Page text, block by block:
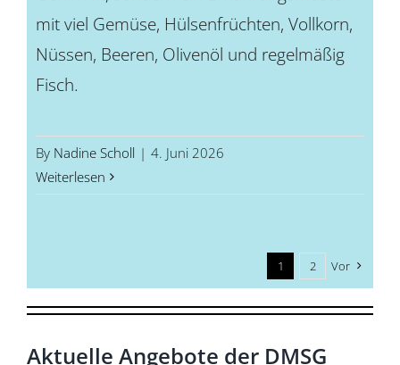
mit viel Gemüse, Hülsenfrüchten, Vollkorn,
Nüssen, Beeren, Olivenöl und regelmäßig
Fisch.
By Nadine Scholl | 4. Juni 2026
Weiterlesen
1 2 Vor
Aktuelle Angebote der DMSG